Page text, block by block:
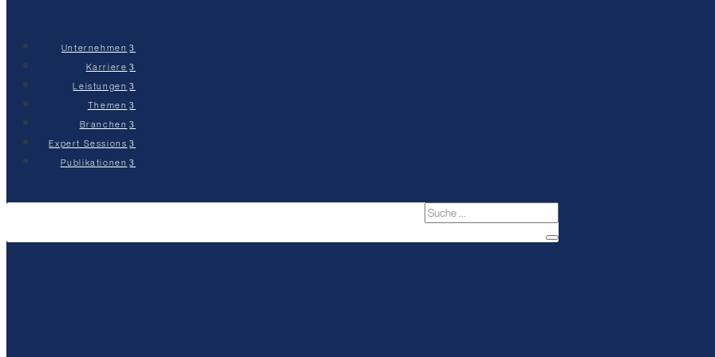
Unternehmen
Karriere
Leistungen
Themen
Branchen
Expert Sessions
Publikationen